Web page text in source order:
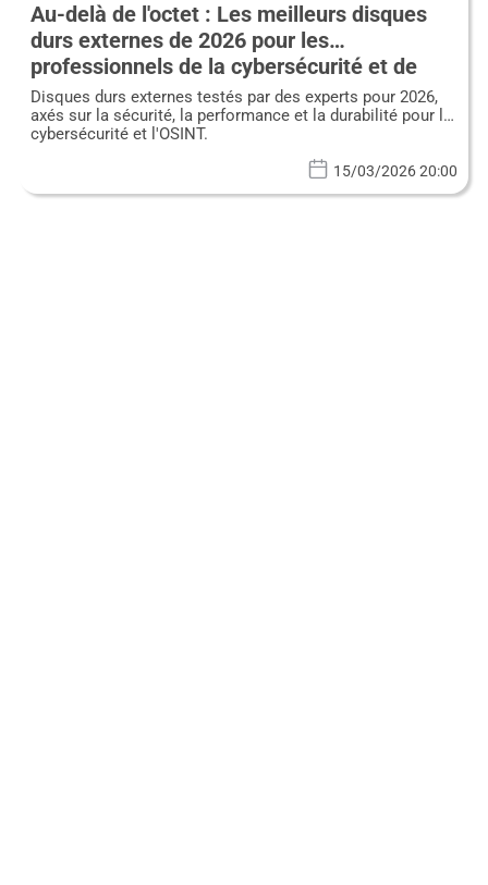
Au-delà de l'octet : Les meilleurs disques
durs externes de 2026 pour les
professionnels de la cybersécurité et de
l'OSINT
Disques durs externes testés par des experts pour 2026,
axés sur la sécurité, la performance et la durabilité pour la
cybersécurité et l'OSINT.
15/03/2026 20:00